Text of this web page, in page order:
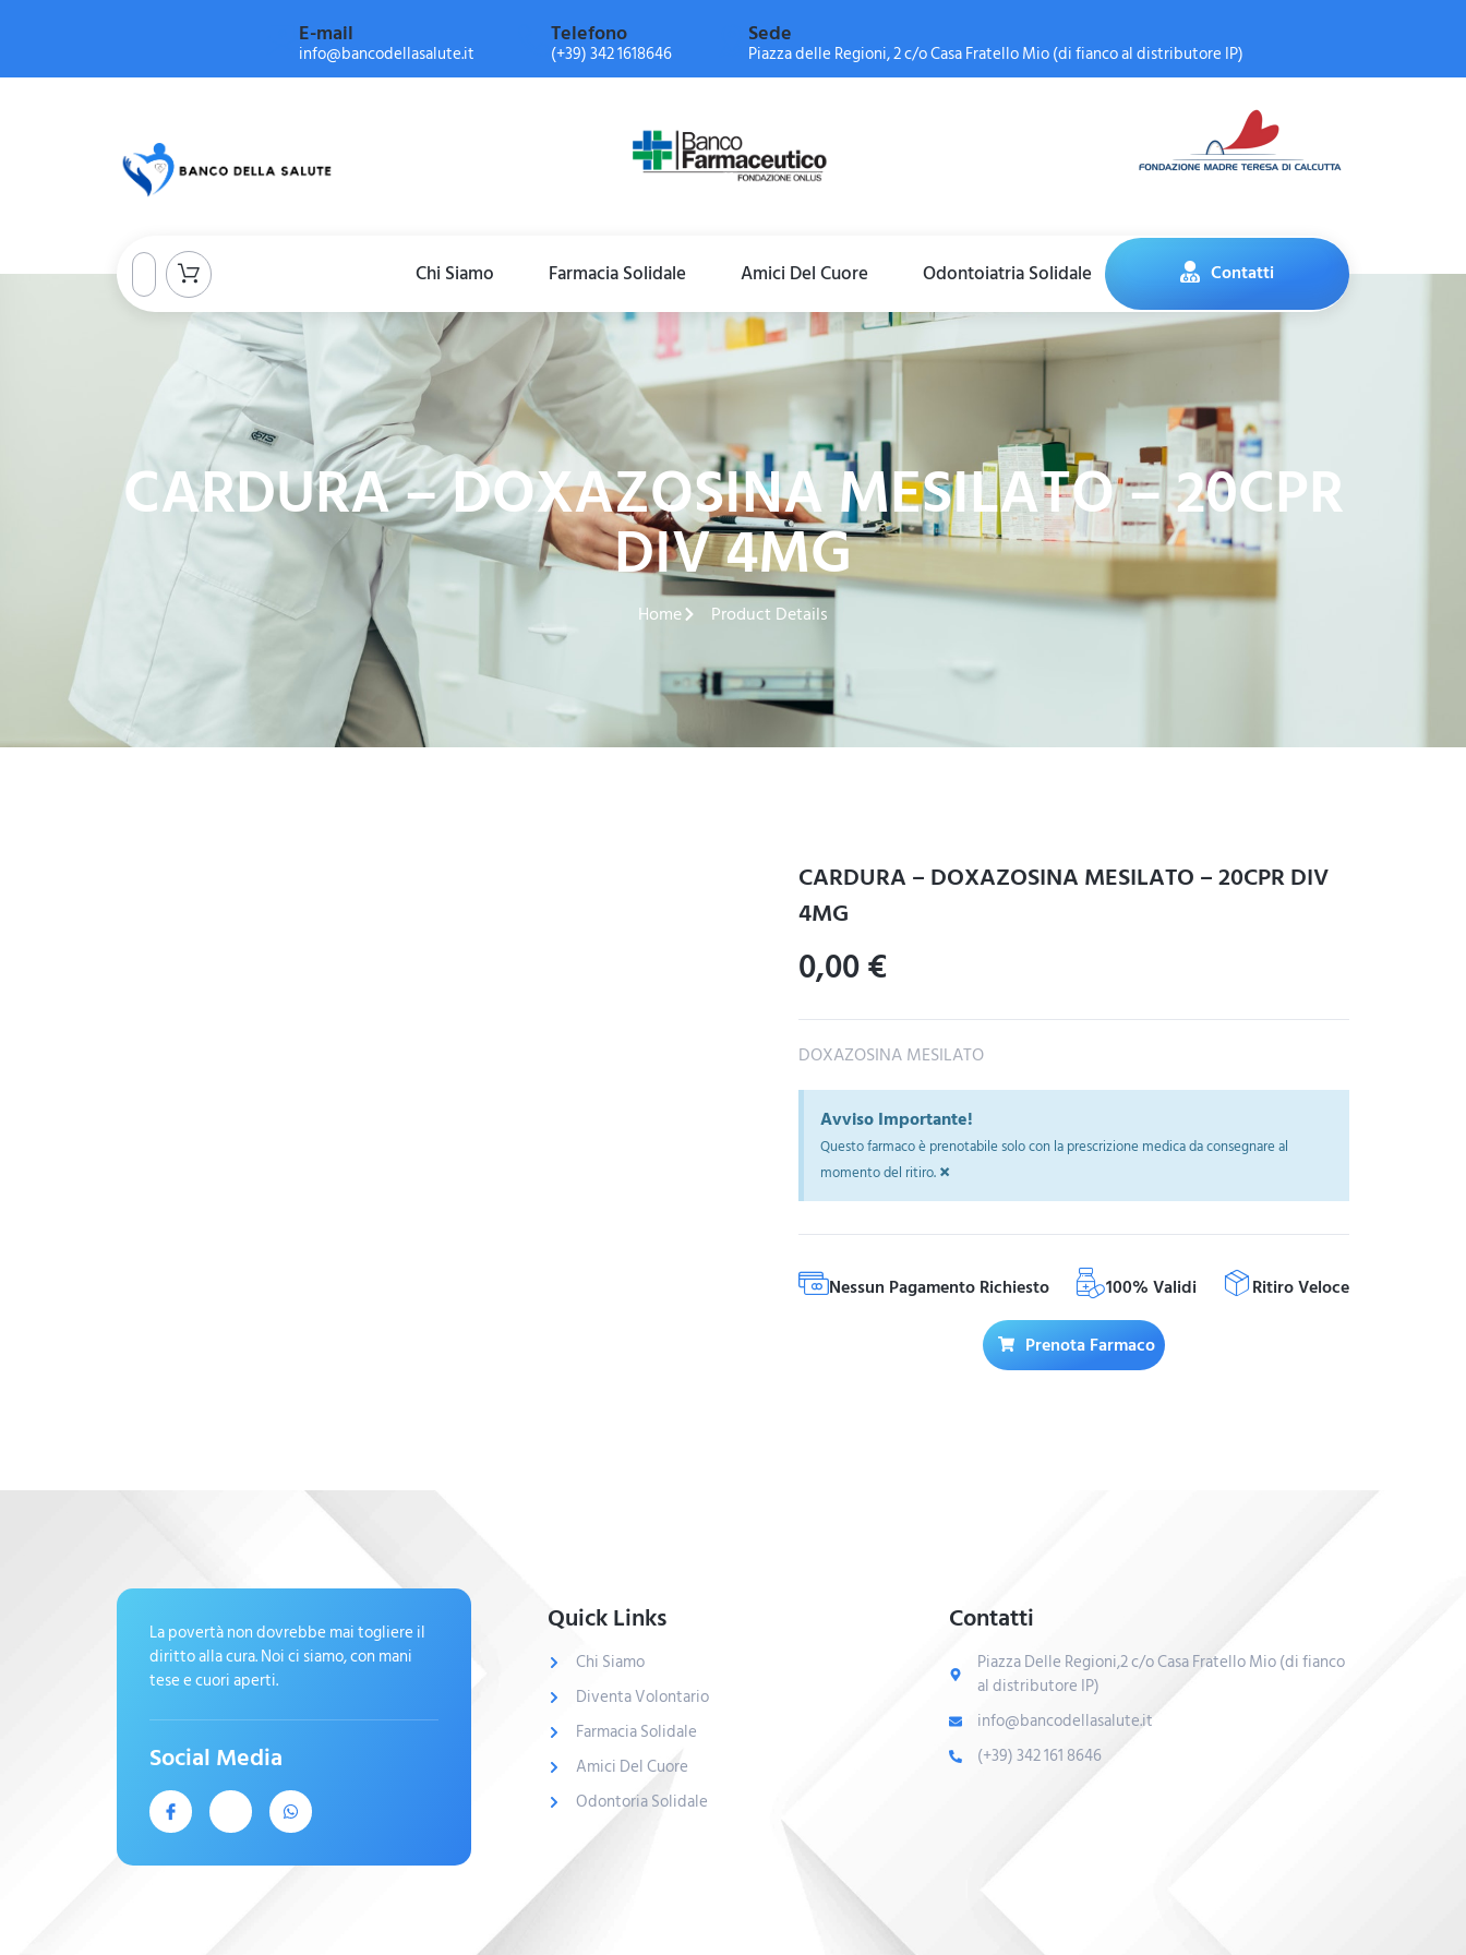
E-mail
info@bancodellasalute.it
Telefono
(+39) 342 1618646
Sede
Piazza delle Regioni, 2 c/o Casa Fratello Mio (di fianco al distributore IP)
Chi Siamo Farmacia Solidale Amici Del Cuore Odontoiatria Solidale Contatti
CARDURA – DOXAZOSINA MESILATO – 20CPR
DIV 4MG
Home Product Details
CARDURA – DOXAZOSINA MESILATO – 20CPR DIV
4MG
0,00€
DOXAZOSINA MESILATO
Avviso Importante!
Questo farmaco è prenotabile solo con la prescrizione medica da consegnare al
momento del ritiro.×
Nessun Pagamento Richiesto 100% Validi Ritiro Veloce
Prenota Farmaco
La povertà non dovrebbe mai togliere il
diritto alla cura. Noi ci siamo, con mani
tese e cuori aperti.
Social Media
Quick Links
Chi Siamo
Diventa Volontario
Farmacia Solidale
Amici Del Cuore
Odontoria Solidale
Contatti
Piazza Delle Regioni,2 c/o Casa Fratello Mio (di fianco
al distributore IP)
info@bancodellasalute.it
(+39) 342 161 8646